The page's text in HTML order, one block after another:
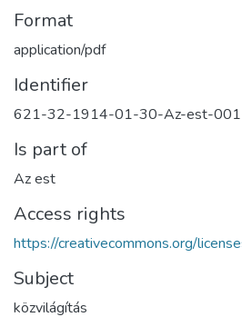
Format
application/pdf
Identifier
621-32-1914-01-30-Az-est-
Is part of
Az est
Access rights
https://creativecommons.org/
Subject
közvilágítás